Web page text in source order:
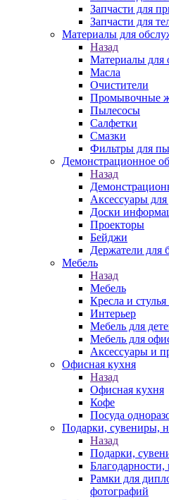
Запчасти для
Запчасти для
Материалы для
Назад
Материалы для
Масла
Очистители
Промывочные
Пылесосы
Салфетки
Смазки
Фильтры для
Демонстрационное
Назад
Аксессуары
Доски
Проекторы
Бейджи
Держатели для
Мебель
Назад
Мебель
Кресла и
Интерьер
Мебель для
Мебель для
Аксессуары и
Офисная кухня
Назад
Офисная кухня
Кофе
Посуда
Подарки, сувениры,
Назад
Подарки,
Рамки для
фотографий